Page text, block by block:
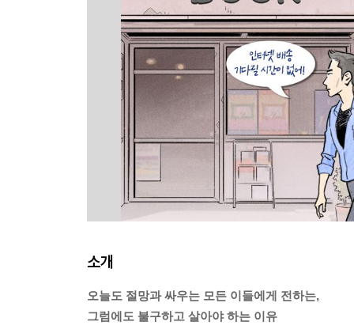
소개
오늘도 절망과 싸우는 모든 이들에게 전하는,
그럼에도 불구하고 살아야 하는 이유